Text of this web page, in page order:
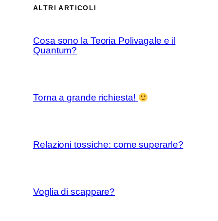
ALTRI ARTICOLI
Cosa sono la Teoria Polivagale e il
Quantum?
Torna a grande richiesta!
Relazioni tossiche: come superarle?
Voglia di scappare?